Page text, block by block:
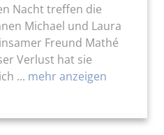
Nacht treffen die
Michael und Laura
Freund Mathé
Verlust hat sie
... mehr anzeigen